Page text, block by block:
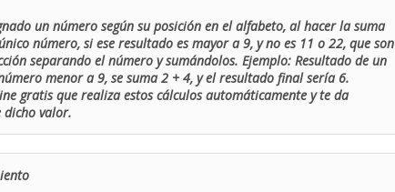
un número según su posición en el alfabeto, al hacer la suma
número, si ese resultado es mayor a 9, y no es 11 o 22, que son
separando el número y sumándolos. Ejemplo: Resultado de un
menor a 9, se suma 2 + 4, y el resultado final sería 6.
gratis que realiza estos cálculos automáticamente y te da
dicho valor.